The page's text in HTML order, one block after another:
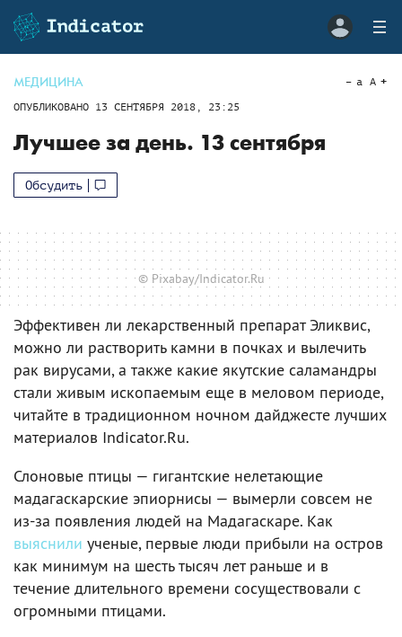
МЕДИЦИНА
ОПУБЛИКОВАНО 13 СЕНТЯБРЯ 2018, 23:25
a A
Лучшее за день. 13 сентября
Обсудить
© Pixabay/Indicator.Ru
Эффективен ли лекарственный препарат Эликвис,
можно ли растворить камни в почках и вылечить
рак вирусами, а также какие якутские саламандры
стали живым ископаемым еще в меловом периоде,
читайте в традиционном ночном дайджесте лучших
материалов Indicator.Ru.
Слоновые птицы — гигантские нелетающие
мадагаскарские эпиорнисы — вымерли совсем не
из-за появления людей на Мадагаскаре. Как
выяснили ученые, первые люди прибыли на остров
как минимум на шесть тысяч лет раньше и в
течение длительного времени сосуществовали с
огромными птицами.